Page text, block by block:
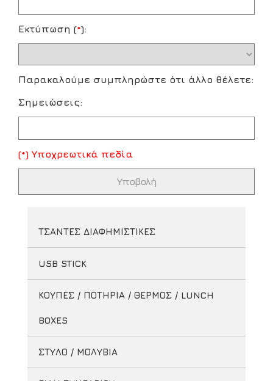
Εκτύπωση (*):
Παρακαλούμε συμπληρώστε ότι άλλο θέλετε:
Σημειώσεις:
(*) Υποχρεωτικά πεδία
ΤΣΑΝΤΕΣ ΔΙΑΦΗΜΙΣΤΙΚΕΣ
USB STICK
ΚΟΥΠΕΣ / ΠΟΤΗΡΙΑ / ΘΕΡΜΟΣ / LUNCH
BOXES
ΣΤΥΛΟ / ΜΟΛΥΒΙΑ